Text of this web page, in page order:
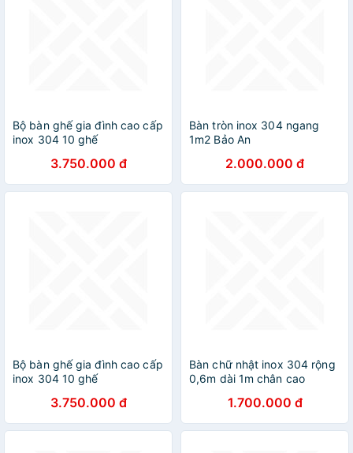
Bộ bàn ghế gia đình cao cấp
inox 304 10 ghế
3.750.000 đ
Bàn tròn inox 304 ngang
1m2 Bảo An
2.000.000 đ
Bộ bàn ghế gia đình cao cấp
inox 304 10 ghế
3.750.000 đ
Bàn chữ nhật inox 304 rộng
0,6m dài 1m chân cao
1.700.000 đ